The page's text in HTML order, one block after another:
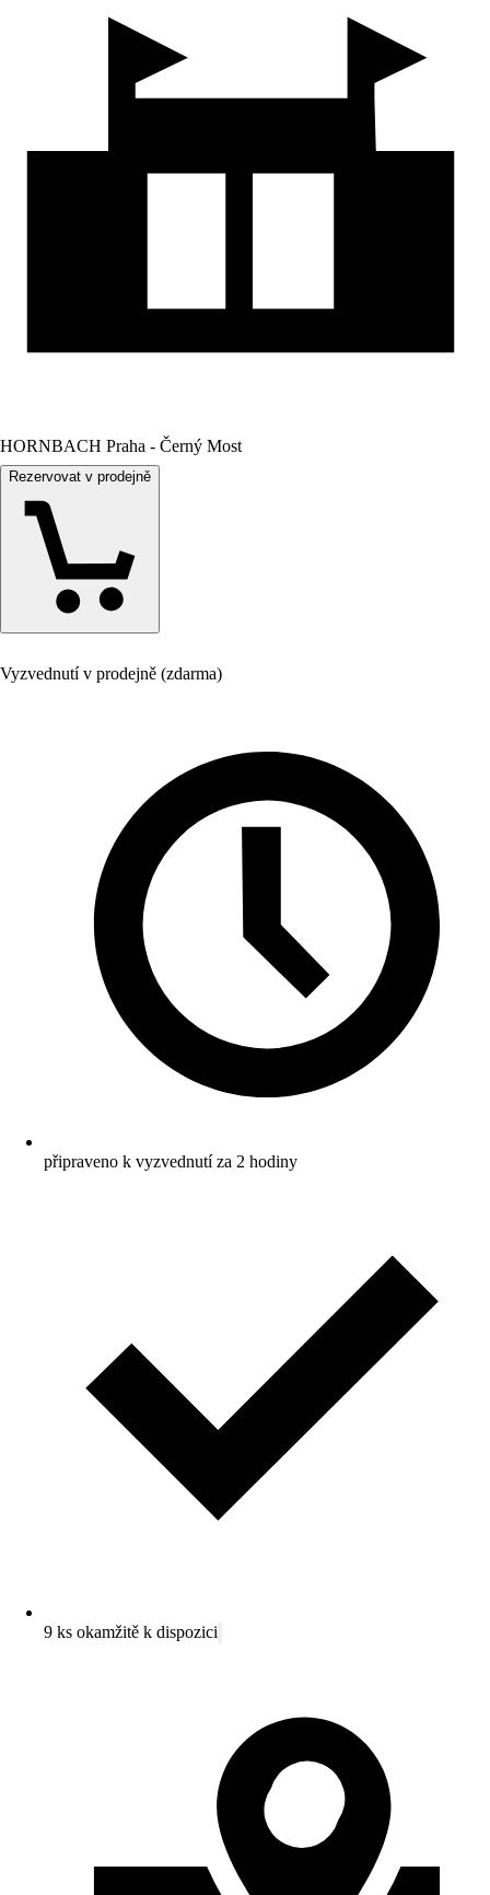
HORNBACH Praha - Černý Most
Rezervovat v prodejně
Vyzvednutí v prodejně (zdarma)
připraveno k vyzvednutí za 2 hodiny
9 ks okamžitě k dispozici